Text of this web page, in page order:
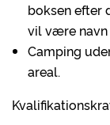
boksen efter
vil være navn
Camping
areal.